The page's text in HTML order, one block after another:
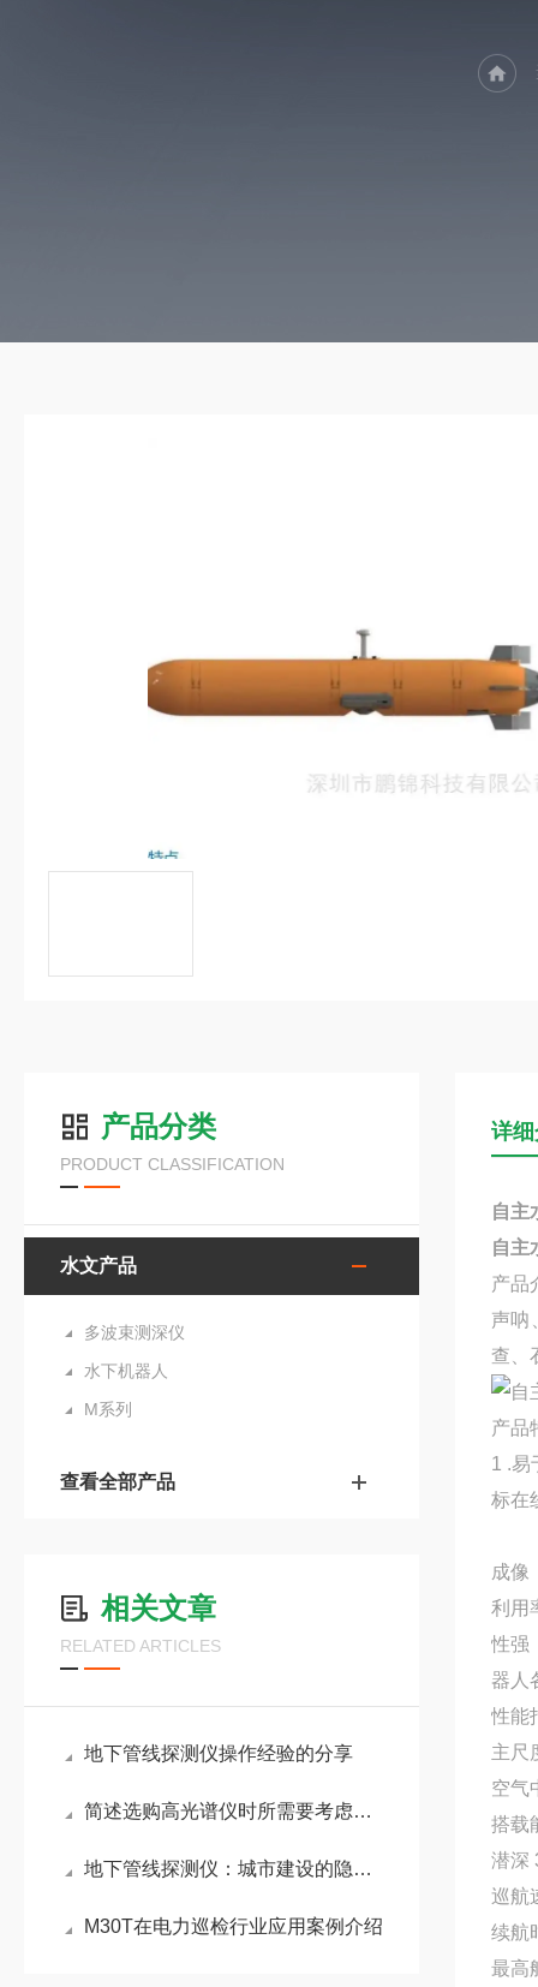
产品分类
PRODUCT CLASSIFICATION
水文产品
多波束测深仪
水下机器人
M系列
查看全部产品
相关文章
RELATED ARTICLES
地下管线探测仪操作经验的分享
简述选购高光谱仪时所需要考虑的关键因素
地下管线探测仪：城市建设的隐形导航系统
M30T在电力巡检行业应用案例介绍
详
自主
自主
产品
声呐
查、
产品
1 .
标
成
利
性强
器
性能
主尺
空气
搭载
潜深
巡航
续航
最高